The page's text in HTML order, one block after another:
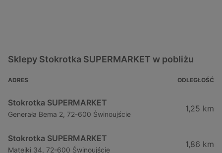
Sklepy Stokrotka SUPERMARKET w pobliżu
ADRES ODLEGŁOŚĆ
Stokrotka SUPERMARKET
Generała Bema 2, 72-600 Świnoujście
1,25 km
Stokrotka SUPERMARKET
Matejki 34, 72-600 Świnoujście
1,86 km